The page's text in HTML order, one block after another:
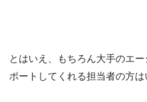
とはいえ、もちろん大手のエー
ポートしてくれる担当者の方は